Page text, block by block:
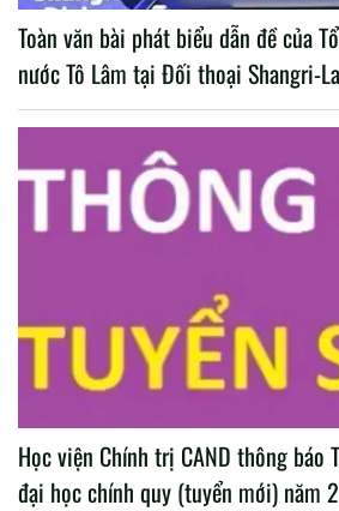
Toàn văn bài phát biểu dẫn đề của
nước Tô Lâm tại Đối thoại Shangri-
Học viện Chính trị CAND thông báo
đại học chính quy (tuyển mới) năm